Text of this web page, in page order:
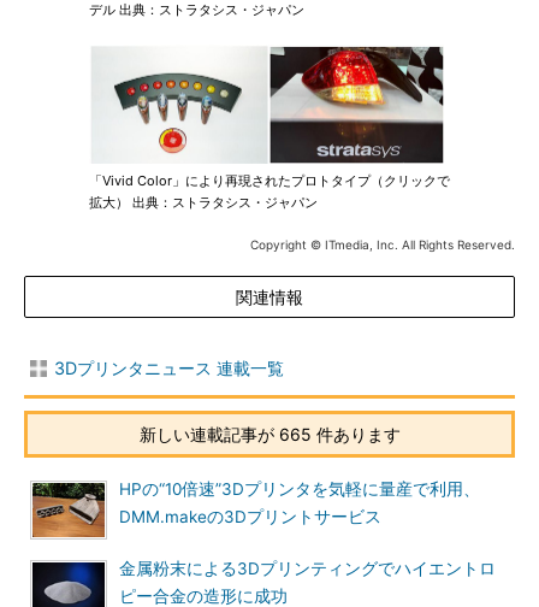
デル 出典：ストラタシス・ジャパン
「Vivid Color」により再現されたプロトタイプ（クリックで
拡大） 出典：ストラタシス・ジャパン
Copyright © ITmedia, Inc. All Rights Reserved.
関連情報
3Dプリンタニュース 連載一覧
新しい連載記事が 665 件あります
HPの“10倍速”3Dプリンタを気軽に量産で利用、
DMM.makeの3Dプリントサービス
金属粉末による3Dプリンティングでハイエントロ
ピー合金の造形に成功